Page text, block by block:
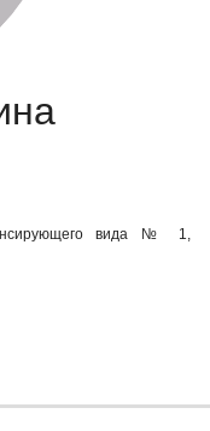
вида № 1,